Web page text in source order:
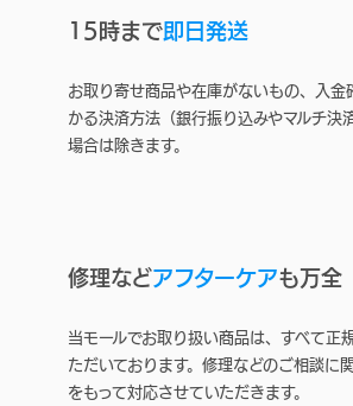
15時まで即日発送
お取り寄せ商品や在庫がないもの、入金
かる決済方法（銀行振り込みやマルチ決
場合は除きます。
修理などアフターケアも万全
当モールでお取り扱い商品は、すべて正
ただいております。修理などのご相談に
をもって対応させていただきます。